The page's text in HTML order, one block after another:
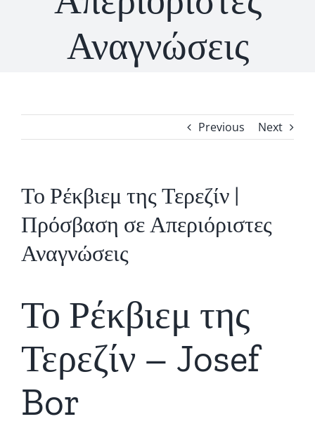
Αναγνώσεις
Previous Next
Το Ρέκβιεμ της Τερεζίν |
Πρόσβαση σε Απεριόριστες
Αναγνώσεις
Το Ρέκβιεμ της
Τερεζίν – Josef
Bor